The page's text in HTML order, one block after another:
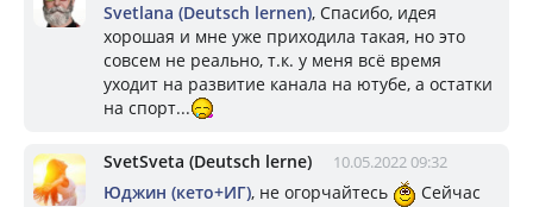
Svetlana (Deutsch lernen), Спасибо, идея
хорошая и мне уже приходила такая, но это
совсем не реально, т.к. у меня всё время
уходит на развитие канала на ютубе, а остатки
на спорт...
SvetSveta (Deutsch lerne) 10.05.2022 09:32
Юджин (кето+ИГ), не огорчайтесь
Сейчас